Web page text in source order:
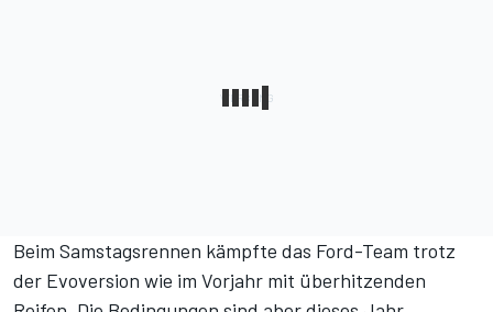
Beim Samstagsrennen kämpfte das Ford-Team trotz
der Evoversion wie im Vorjahr mit überhitzenden